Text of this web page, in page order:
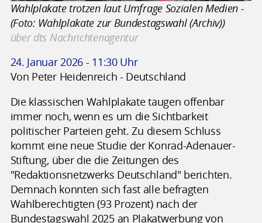
Wahlplakate trotzen laut Umfrage Sozialen Medien -
(Foto: Wahlplakate zur Bundestagswahl (Archiv))
über dts Nachrichtenagentur
24. Januar 2026 - 11:30 Uhr
Von Peter Heidenreich - Deutschland
Die klassischen Wahlplakate taugen offenbar
immer noch, wenn es um die Sichtbarkeit
politischer Parteien geht. Zu diesem Schluss
kommt eine neue Studie der Konrad-Adenauer-
Stiftung, über die die Zeitungen des
"Redaktionsnetzwerks Deutschland" berichten.
Demnach konnten sich fast alle befragten
Wahlberechtigten (93 Prozent) nach der
Bundestagswahl 2025 an Plakatwerbung von